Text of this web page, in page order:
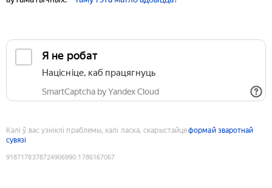
Я не робат
Націсніце, каб працягнуць
SmartCaptcha by Yandex Cloud
Калі ў вас узніклі праблемы, калі ласка, скарыстайцеформай зваротнай
сувязі
9187178378724906990:1786167067